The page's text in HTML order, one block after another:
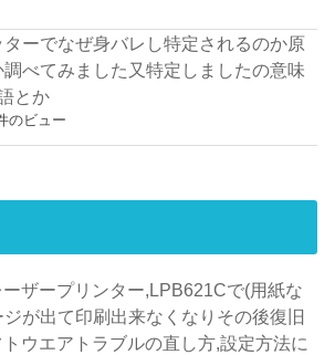
ターでなぜ身バレし特定されるのか原
調べてみました又特定しましたの意味
とか
のビュー
ザープリンター,LPB621Cで(用紙な
が出て印刷出来なくなりその後復旧
ウエアトラブルの直し方,設定方法に